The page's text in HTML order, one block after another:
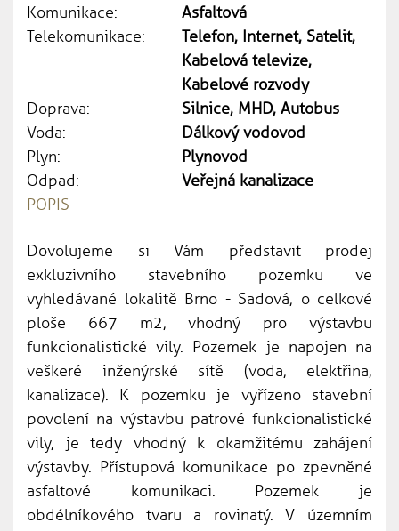
Komunikace:
Asfaltová
Telekomunikace:
Telefon, Internet, Satelit,
Kabelová televize,
Kabelové rozvody
Doprava:
Silnice, MHD, Autobus
Voda:
Dálkový vodovod
Plyn:
Plynovod
Odpad:
Veřejná kanalizace
POPIS
Dovolujeme si Vám představit prodej
exkluzivního stavebního pozemku ve
vyhledávané lokalitě Brno - Sadová, o celkové
ploše 667 m2, vhodný pro výstavbu
funkcionalistické vily. Pozemek je napojen na
veškeré inženýrské sítě (voda, elektřina,
kanalizace). K pozemku je vyřízeno stavební
povolení na výstavbu patrové funkcionalistické
vily, je tedy vhodný k okamžitému zahájení
výstavby. Přístupová komunikace po zpevněné
asfaltové komunikaci. Pozemek je
obdélníkového tvaru a rovinatý. V územním